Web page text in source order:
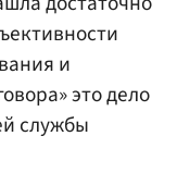
и
это дело
службы